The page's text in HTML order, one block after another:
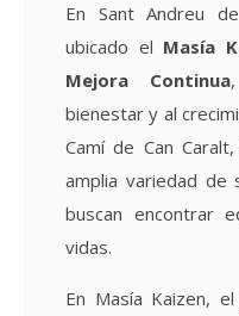
En Sant Andreu
ubicado el Masía
Mejora Continua
bienestar y al
Camí de Can
amplia variedad de
buscan encontrar
vidas.
En Masía Kaizen,